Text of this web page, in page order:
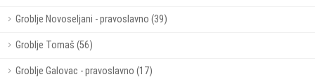
Groblje Novoseljani - pravoslavno (39)
Groblje Tomaš (56)
Groblje Galovac - pravoslavno (17)